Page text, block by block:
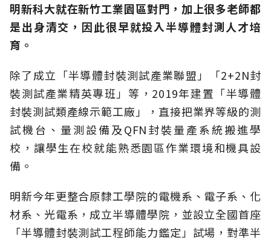
明新科大就在新竹工業園區對門，加上很多老師都
是出身清交，因此很早就投入半導體封測人才培
育。
除了成立「半導體封裝測試產業聯盟」「2+2N封
裝測試產業精英專班」等，2019年建置「半導體
封裝測試類產線示範工廠」，直接把業界等級的測
試機台、量測設備及QFN封裝量產系統搬進學
校，讓學生在校就能熟悉園區作業環境和機具設
備。
明新今年更整合原隸工學院的電機系、電子系、化
材系、光電系，成立半導體學院，並設立全國首座
「半導體封裝測試工程師能力鑑定」試場，對準半